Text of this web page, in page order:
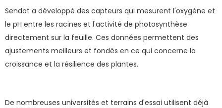
Sendot a développé des capteurs qui mesurent l'oxygène et
le pH entre les racines et l'activité de photosynthèse
directement sur la feuille. Ces données permettent des
ajustements meilleurs et fondés en ce qui concerne la
croissance et la résilience des plantes.
De nombreuses universités et terrains d'essai utilisent déjà